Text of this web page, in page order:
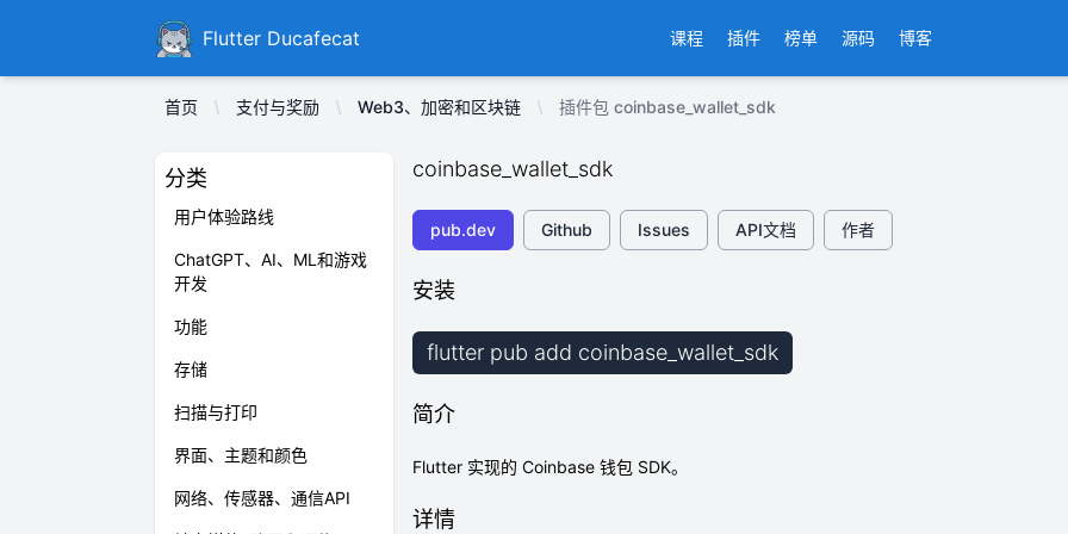
DucafecatFlutter Ducafecat 课程 插件 榜单 源码 博客
首页 支付与奖励 Web3、加密和区块链 插件包 coinbase_wallet_sdk
分类
用户体验路线
ChatGPT、AI、ML和游戏
开发
功能
存储
扫描与打印
界面、主题和颜色
网络、传感器、通信API
coinbase_wallet_sdk
pub.dev Github Issues API文档 作者
安装
flutter pub add coinbase_wallet_sdk
简介
Flutter 实现的 Coinbase 钱包 SDK。
详情